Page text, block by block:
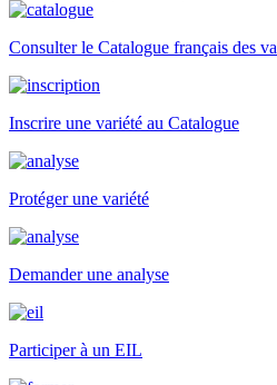
Consulter le Catalogue français des
Inscrire une variété au Catalogue
Protéger une variété
Demander une analyse
Participer à un EIL